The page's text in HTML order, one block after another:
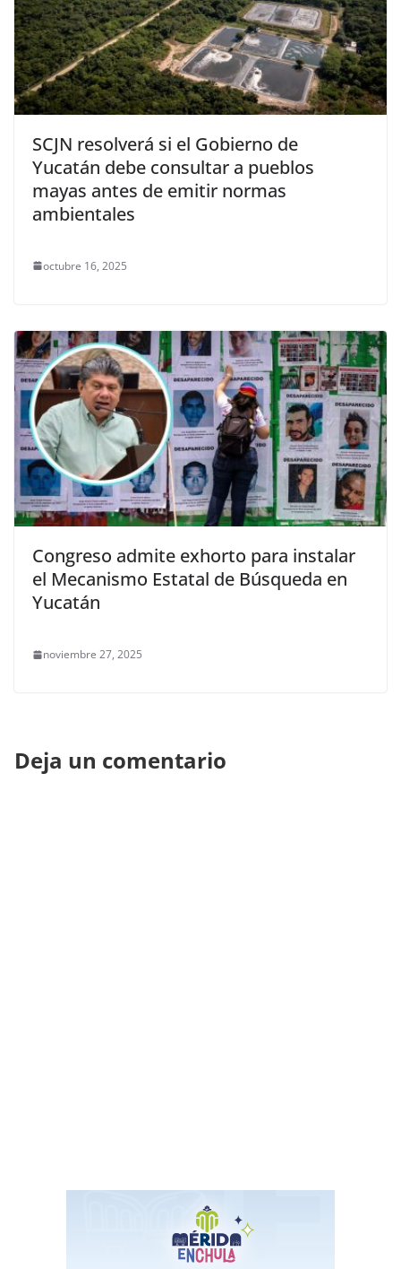
SCJN resolverá si el Gobierno de
Yucatán debe consultar a pueblos
mayas antes de emitir normas
ambientales
octubre 16, 2025
Congreso admite exhorto para instalar
el Mecanismo Estatal de Búsqueda en
Yucatán
noviembre 27, 2025
Deja un comentario